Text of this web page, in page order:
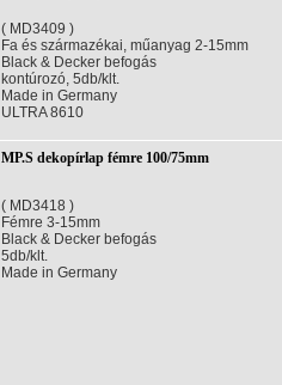
( MD3409 )
Fa és származékai, műanyag 2-15mm
Black & Decker befogás
kontúrozó, 5db/klt.
Made in Germany
ULTRA 8610
MP.S dekopírlap fémre 100/75mm
( MD3418 )
Fémre 3-15mm
Black & Decker befogás
5db/klt.
Made in Germany